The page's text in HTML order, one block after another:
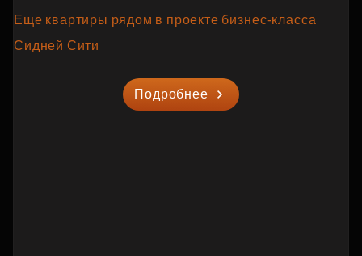
Еще квартиры рядом в проекте бизнес‑класса
Сидней Сити
Подробнее